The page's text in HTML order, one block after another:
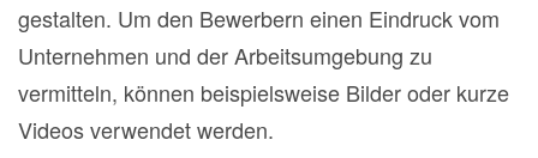
gestalten. Um den Bewerbern einen Eindruck vom
Unternehmen und der Arbeitsumgebung zu
vermitteln, können beispielsweise Bilder oder kurze
Videos verwendet werden.